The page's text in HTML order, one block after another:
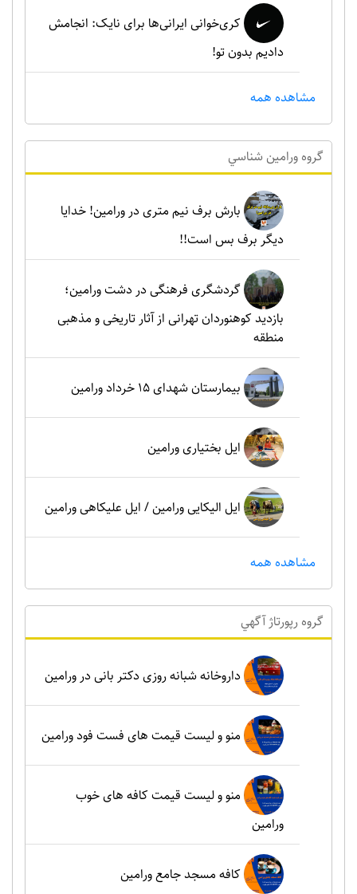
کری‌خوانی ایرانی‌ها برای نایک: انجامش
دادیم بدون تو!
مشاهده همه
گروه ورامين شناسي
بارش برف نیم متری در ورامین! خدایا
دیگر برف بس است!!
گردشگری فرهنگی در دشت ورامین؛
بازدید کوهنوردان تهرانی از آثار تاریخی و مذهبی
منطقه
بیمارستان شهدای 15 خرداد ورامین
ایل بختیاری ورامین
ایل الیکایی ورامین / ایل علیکاهی ورامین
مشاهده همه
گروه رپورتاژ آگهي
داروخانه شبانه روزی دکتر بانی در ورامین
منو و لیست قیمت های فست فود ورامین
منو و لیست قیمت کافه های خوب
ورامین
کافه مسجد جامع ورامین